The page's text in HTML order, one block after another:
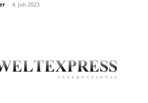
- 4. Juli 2023